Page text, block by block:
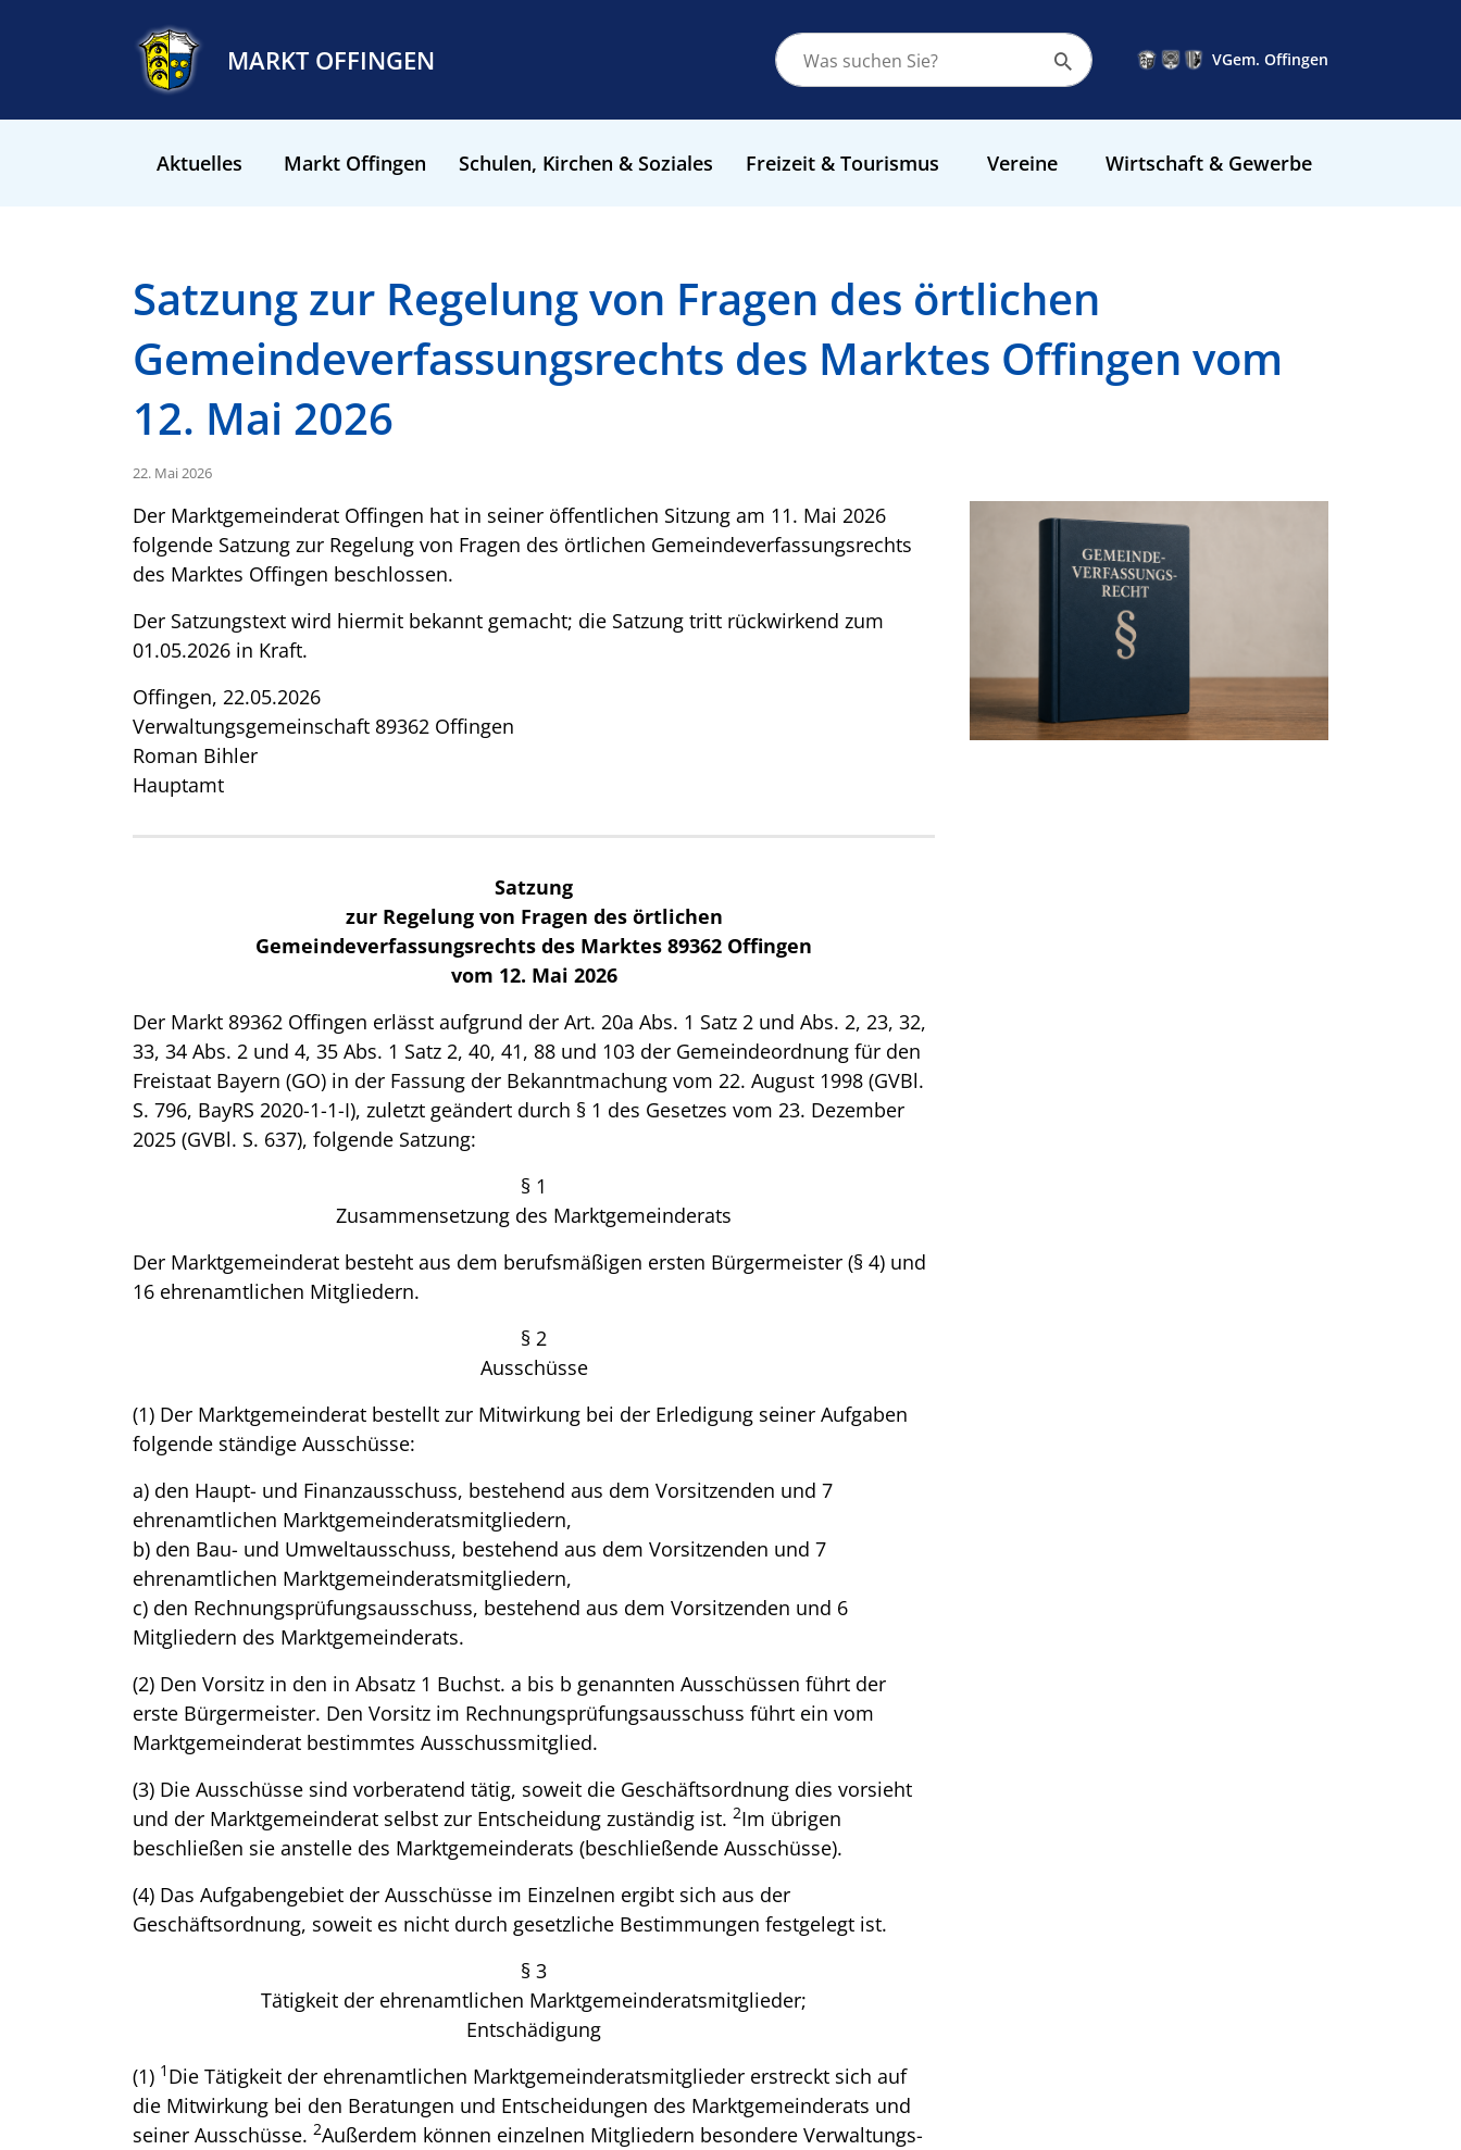
MARKT OFFINGEN VGem. Offingen
Aktuelles Markt Offingen Schulen, Kirchen & Soziales Freizeit & Tourismus Vereine Wirtschaft & Gewerbe
Satzung zur Regelung von Fragen des örtlichen
Gemeindeverfassungsrechts des Marktes Offingen vom
12. Mai 2026
22. Mai 2026
Der Marktgemeinderat Offingen hat in seiner öffentlichen Sitzung am 11. Mai 2026
folgende Satzung zur Regelung von Fragen des örtlichen Gemeindeverfassungsrechts
des Marktes Offingen beschlossen.
Der Satzungstext wird hiermit bekannt gemacht; die Satzung tritt rückwirkend zum
01.05.2026 in Kraft.
Offingen, 22.05.2026
Verwaltungsgemeinschaft 89362 Offingen
Roman Bihler
Hauptamt
Satzung
zur Regelung von Fragen des örtlichen
Gemeindeverfassungsrechts des Marktes 89362 Offingen
vom 12. Mai 2026
Der Markt 89362 Offingen erlässt aufgrund der Art. 20a Abs. 1 Satz 2 und Abs. 2, 23, 32,
33, 34 Abs. 2 und 4, 35 Abs. 1 Satz 2, 40, 41, 88 und 103 der Gemeindeordnung für den
Freistaat Bayern (GO) in der Fassung der Bekanntmachung vom 22. August 1998 (GVBl.
S. 796, BayRS 2020-1-1-I), zuletzt geändert durch § 1 des Gesetzes vom 23. Dezember
2025 (GVBl. S. 637), folgende Satzung:
§ 1
Zusammensetzung des Marktgemeinderats
Der Marktgemeinderat besteht aus dem berufsmäßigen ersten Bürgermeister (§ 4) und
16 ehrenamtlichen Mitgliedern.
§ 2
Ausschüsse
(1) Der Marktgemeinderat bestellt zur Mitwirkung bei der Erledigung seiner Aufgaben
folgende ständige Ausschüsse:
a) den Haupt- und Finanzausschuss, bestehend aus dem Vorsitzenden und 7
ehrenamtlichen Marktgemeinderatsmitgliedern,
b) den Bau- und Umweltausschuss, bestehend aus dem Vorsitzenden und 7
ehrenamtlichen Marktgemeinderatsmitgliedern,
c) den Rechnungsprüfungsausschuss, bestehend aus dem Vorsitzenden und 6
Mitgliedern des Marktgemeinderats.
(2) Den Vorsitz in den in Absatz 1 Buchst. a bis b genannten Ausschüssen führt der
erste Bürgermeister. Den Vorsitz im Rechnungsprüfungsausschuss führt ein vom
Marktgemeinderat bestimmtes Ausschussmitglied.
(3) Die Ausschüsse sind vorberatend tätig, soweit die Geschäftsordnung dies vorsieht
und der Marktgemeinderat selbst zur Entscheidung zuständig ist. 2Im übrigen
beschließen sie anstelle des Marktgemeinderats (beschließende Ausschüsse).
(4) Das Aufgabengebiet der Ausschüsse im Einzelnen ergibt sich aus der
Geschäftsordnung, soweit es nicht durch gesetzliche Bestimmungen festgelegt ist.
§ 3
Tätigkeit der ehrenamtlichen Marktgemeinderatsmitglieder;
Entschädigung
(1) 1 Die Tätigkeit der ehrenamtlichen Marktgemeinderatsmitglieder erstreckt sich auf
die Mitwirkung bei den Beratungen und Entscheidungen des Marktgemeinderats und
seiner Ausschüsse. 2Außerdem können einzelnen Mitgliedern besondere Verwaltungs-